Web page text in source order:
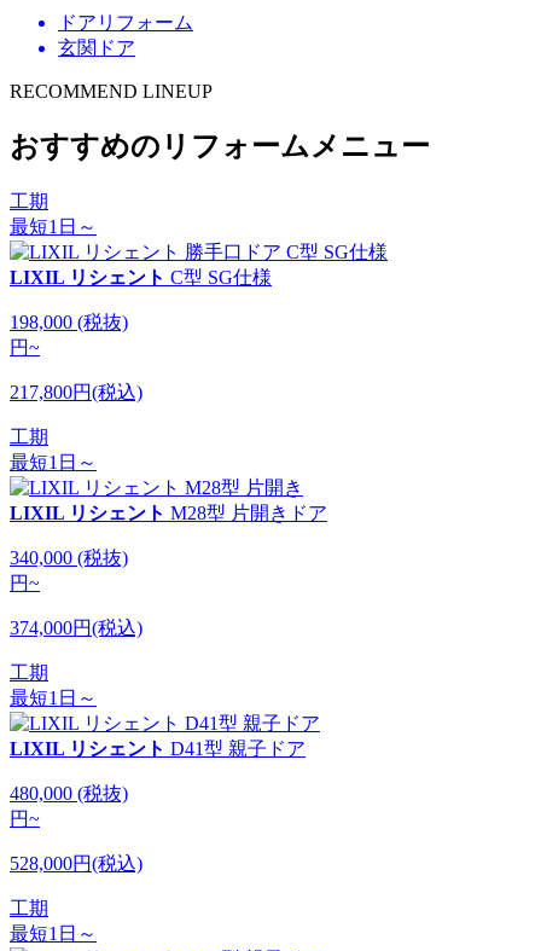
ドアリフォーム
玄関ドア
RECOMMEND LINEUP
おすすめのリフォームメニュー
工期
最短1日～
LIXIL リシェント C型 SG仕様
198,000 (税抜)
円~
217,800円(税込)
工期
最短1日～
LIXIL リシェント M28型 片開きドア
340,000 (税抜)
円~
374,000円(税込)
工期
最短1日～
LIXIL リシェント D41型 親子ドア
480,000 (税抜)
円~
528,000円(税込)
工期
最短1日～